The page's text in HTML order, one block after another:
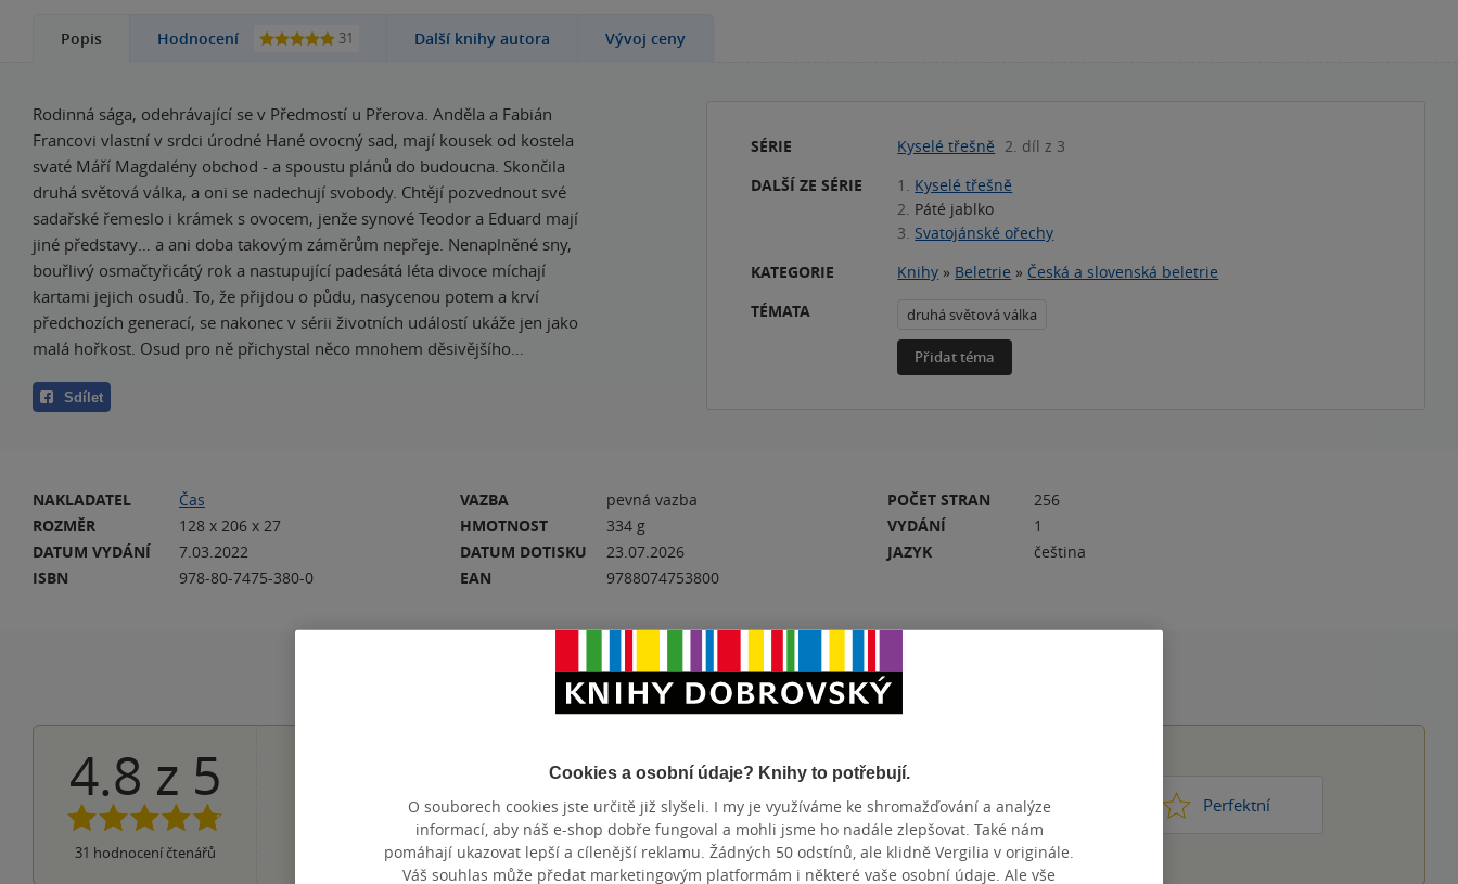
Popis Hodnocení 31 Další knihy autora Vývoj ceny
Rodinná sága, odehrávající se v Předmostí u Přerova. Anděla a Fabián
Francovi vlastní v srdci úrodné Hané ovocný sad, mají kousek od kostela
svaté Máří Magdalény obchod - a spoustu plánů do budoucna. Skončila
druhá světová válka, a oni se nadechují svobody. Chtějí pozvednout své
sadařské řemeslo i krámek s ovocem, jenže synové Teodor a Eduard mají
jiné představy… a ani doba takovým záměrům nepřeje. Nenaplněné sny,
bouřlivý osmačtyřicátý rok a nastupující padesátá léta divoce míchají
kartami jejich osudů. To, že přijdou o půdu, nasycenou potem a krví
předchozích generací, se nakonec v sérii životních událostí ukáže jen jako
malá hořkost. Osud pro ně přichystal něco mnohem děsivějšího…
Sdílet
SÉRIE Kyselé třešně 2. díl z 3
DALŠÍ ZE SÉRIE
1. Kyselé třešně
2. Páté jablko
3. Svatojánské ořechy
KATEGORIE
Knihy » Beletrie » Česká a slovenská beletrie
TÉMATA
druhá světová válka
Přidat téma
NAKLADATEL
Čas
ROZMĚR
128 x 206 x 27
DATUM VYDÁNÍ
7.03.2022
ISBN
978-80-7475-380-0
VAZBA
pevná vazba
HMOTNOST
334 g
DATUM DOTISKU
23.07.2026
EAN
9788074753800
POČET STRAN
256
VYDÁNÍ
1
JAZYK
čeština
Hodnocení a recenze čtenářů
4.8 z 5
31 hodnocení čtenářů
3 hvězdičky
2 hvězdičky
1 hvezdička
PŘIDEJTE SVÉ HODNOCENÍ KNIHY Nic moc 1 Perfektní
Cookies a osobní údaje? Knihy to potřebují.
O souborech cookies jste určitě již slyšeli. I my je využíváme ke shromažďování a analýze
informací, aby náš e-shop dobře fungoval a mohli jsme ho nadále zlepšovat. Také nám
pomáhají ukazovat lepší a cílenější reklamu. Žádných 50 odstínů, ale klidně Vergilia v originále.
Váš souhlas může předat marketingovým platformám i některé vaše osobní údaje. Ale vše